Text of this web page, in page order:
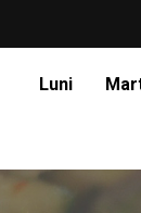
Luni